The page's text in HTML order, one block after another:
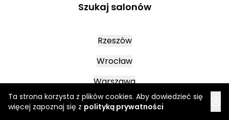
Ta strona korzysta z plików cookies. Aby dowiedzieć się
więcej zapoznaj się z polityką prywatności
Szukaj salonów
Rzeszów
Wrocław
Warszawa